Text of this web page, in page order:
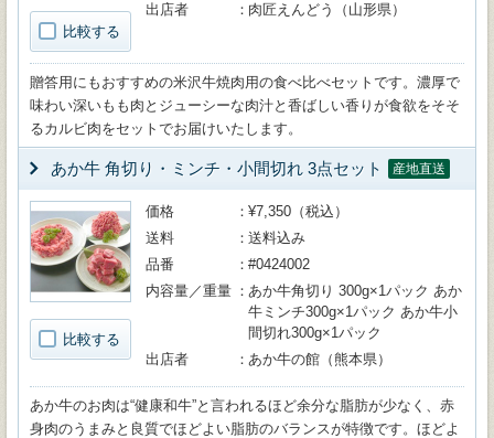
比較する
出店者
肉匠えんどう（山形県）
贈答用にもおすすめの米沢牛焼肉用の食べ比べセットです。濃厚で
味わい深いもも肉とジューシーな肉汁と香ばしい香りが食欲をそそ
るカルビ肉をセットでお届けいたします。
あか牛 角切り・ミンチ・小間切れ 3点セット 産地直送
比較する
価格
¥7,350（税込）
送料
送料込み
品番
#0424002
内容量／重量
あか牛角切り 300g×1パック あか
牛ミンチ300g×1パック あか牛小
間切れ300g×1パック
出店者
あか牛の館（熊本県）
あか牛のお肉は“健康和牛”と言われるほど余分な脂肪が少なく、赤
身肉のうまみと良質でほどよい脂肪のバランスが特徴です。ほどよ